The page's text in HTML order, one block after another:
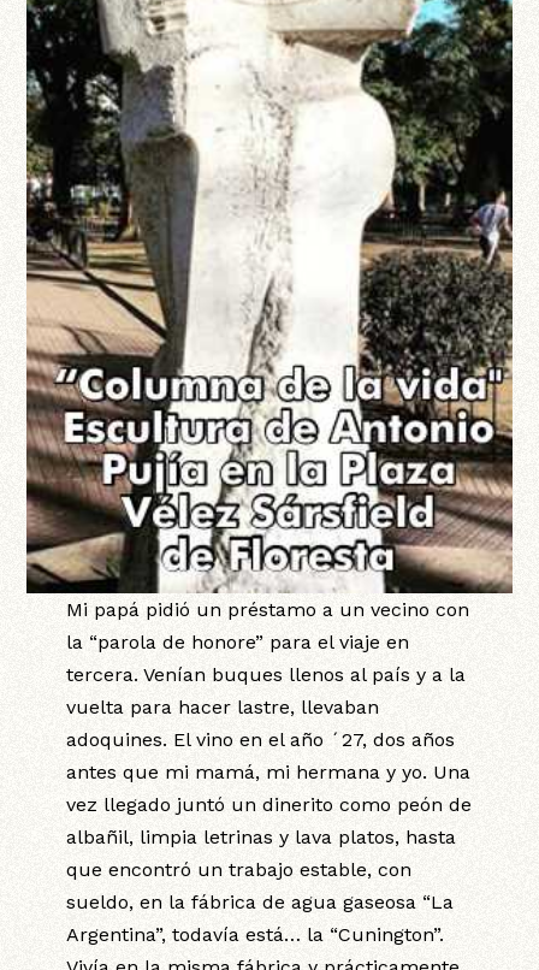
Mi papá pidió un préstamo a un vecino con
la “parola de honore” para el viaje en
tercera. Venían buques llenos al país y a la
vuelta para hacer lastre, llevaban
adoquines. El vino en el año ´27, dos años
antes que mi mamá, mi hermana y yo. Una
vez llegado juntó un dinerito como peón de
albañil, limpia letrinas y lava platos, hasta
que encontró un trabajo estable, con
sueldo, en la fábrica de agua gaseosa “La
Argentina”, todavía está… la “Cunington”.